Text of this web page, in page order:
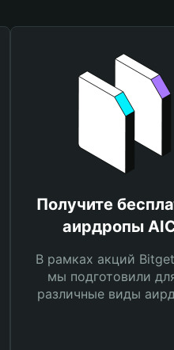
Получите
аирдропы
В рамках акций
мы подготовили
различные виды